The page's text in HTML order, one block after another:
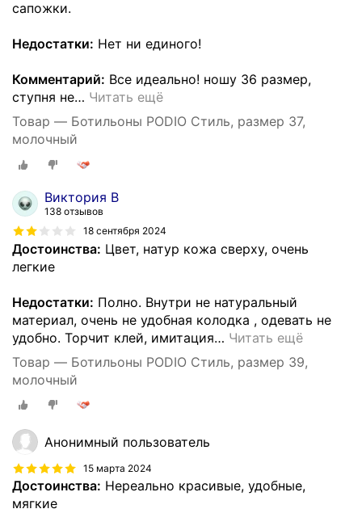
сапожки.
Недостатки: Нет ни единого!
Комментарий: Все идеально! ношу 36 размер,
ступня не… Читать ещё
Товар — Ботильоны PODIO Стиль, размер 37,
молочный
Виктория В
138 отзывов
18 сентября 2024
Достоинства: Цвет, натур кожа сверху, очень
легкие
Недостатки: Полно. Внутри не натуральный
материал, очень не удобная колодка , одевать не
удобно. Торчит клей, имитация… Читать ещё
Товар — Ботильоны PODIO Стиль, размер 39,
молочный
Анонимный пользователь
15 марта 2024
Достоинства: Нереально красивые, удобные,
мягкие